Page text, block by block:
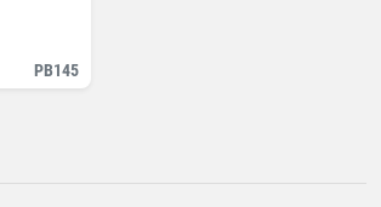
PB145